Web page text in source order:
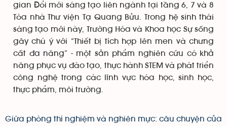
gian Đổi mới sáng tạo liên ngành tại tầng 6, 7 và 8
Tòa nhà Thư viện Tạ Quang Bửu. Trong hệ sinh thái
sáng tạo mới này, Trường Hóa và Khoa học Sự sống
gây chú ý với “Thiết bị tích hợp lên men và chưng
cất đa năng” - một sản phẩm nghiên cứu có khả
năng phục vụ đào tạo, thực hành STEM và phát triển
công nghệ trong các lĩnh vực hóa học, sinh học,
thực phẩm, môi trường.
Giữa phòng thí nghiệm và nghiên mực: câu chuyện của